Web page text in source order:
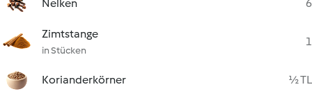
Nelken
6
Zimtstange
in Stücken
1
Korianderkörner ½ TL